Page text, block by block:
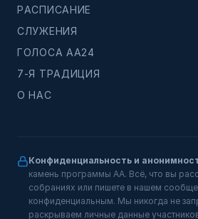
РАСПИСАНИЕ
СЛУЖЕНИЯ
ГОЛОСА АА24
7-Я ТРАДИЦИЯ
О НАС
Конфиденциальность и
камень программы АА. Всё, что вы
собраниях или пишете в нашем
конфиденциальным. Мы никогда не
раскрываем личные данные